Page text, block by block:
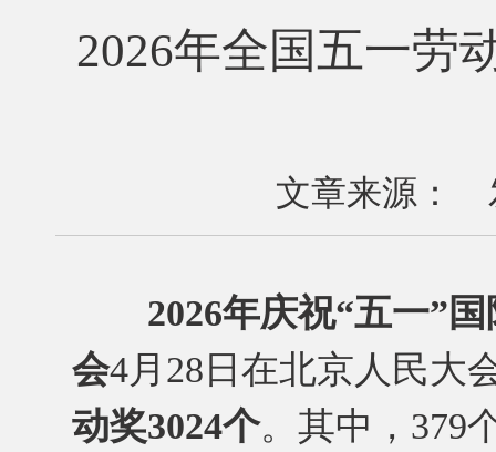
2026年全国五一劳
文章来源：
2026年庆祝“五一”
会4月28日在北京人民大
动奖3024个。其中，379